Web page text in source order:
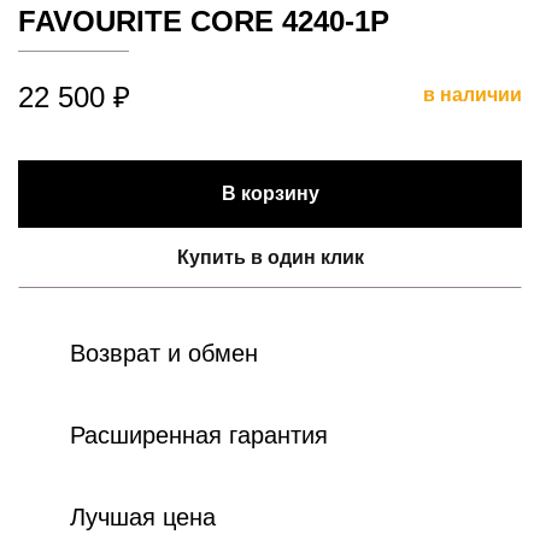
FAVOURITE CORE 4240-1P
22 500 ₽ в наличии
В корзину
Купить в один клик
Возврат и обмен
Расширенная гарантия
Лучшая цена